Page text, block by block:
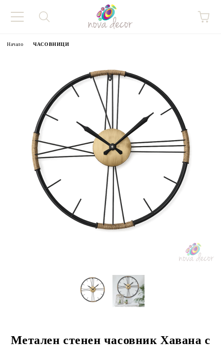
Начало ЧАСОВНИЦИ
Метален стенен часовник Хавана с